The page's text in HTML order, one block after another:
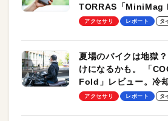
TORRAS「MiniMag
ーも
アクセサリ レポート タ
夏場のバイクは地獄
けになるかも。 「
Fold」レビュー。冷
却プレート、シンプ
アクセサリ レポート タ